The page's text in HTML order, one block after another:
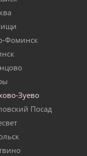
Фоминск
Зуево
Посад